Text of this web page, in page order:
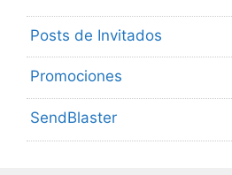
Posts de Invitados
Promociones
SendBlaster